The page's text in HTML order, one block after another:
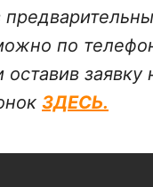
по
заявку
ЗДЕСЬ.